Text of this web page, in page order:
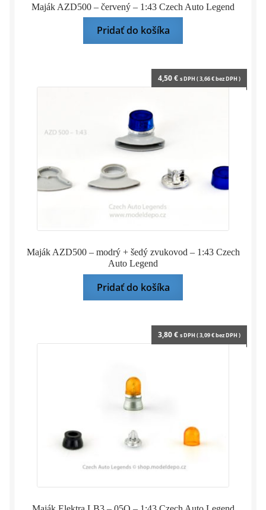
Maják AZD500 – červený – 1:43 Czech Auto Legend
Pridať do košíka
Maják AZD500 – modrý + šedý zvukovod – 1:43 Czech
Auto Legend
4,50€ s DPH (3,66€bez DPH )
Pridať do košíka
3,80€ s DPH (3,09€bez DPH )